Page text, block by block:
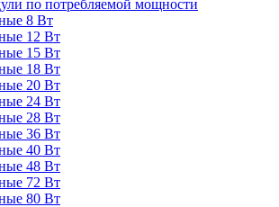
по потребляемой мощности
8 Вт
12 Вт
15 Вт
18 Вт
20 Вт
24 Вт
28 Вт
36 Вт
40 Вт
48 Вт
72 Вт
80 Вт